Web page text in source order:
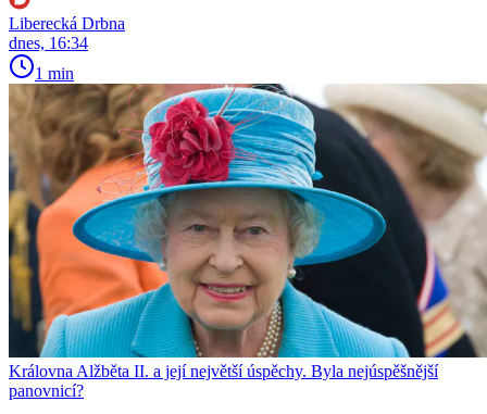
Liberecká Drbna
dnes, 16:34
1 min
Královna Alžběta II. a její největší úspěchy. Byla nejúspěšnější
panovnicí?